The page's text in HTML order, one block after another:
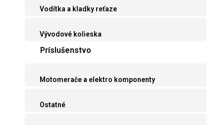
Vodítka a kladky reťaze
Vývodové kolieska
Príslušenstvo
Motomerače a elektro komponenty
Ostatné